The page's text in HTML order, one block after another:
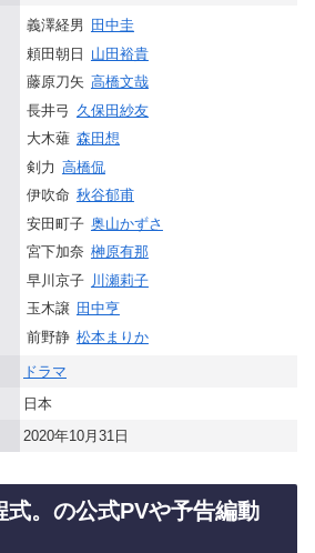
義澤経男
田中圭
頼田朝日 山田裕貴
藤原刀矢 高橋文哉
長井弓 久保田紗友
大木薙 森田想
剣力 高橋侃
伊吹命 秋谷郁甫
安田町子 奥山かずさ
宮下加奈 榊原有那
早川京子 川瀬莉子
玉木譲 田中亨
前野静 松本まりか
ドラマ
日本
2020年10月31日
式。の公式PVや予告編動